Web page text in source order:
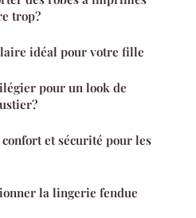
trop?
idéal pour votre fille
pour un look de
et sécurité pour les
la lingerie fendue